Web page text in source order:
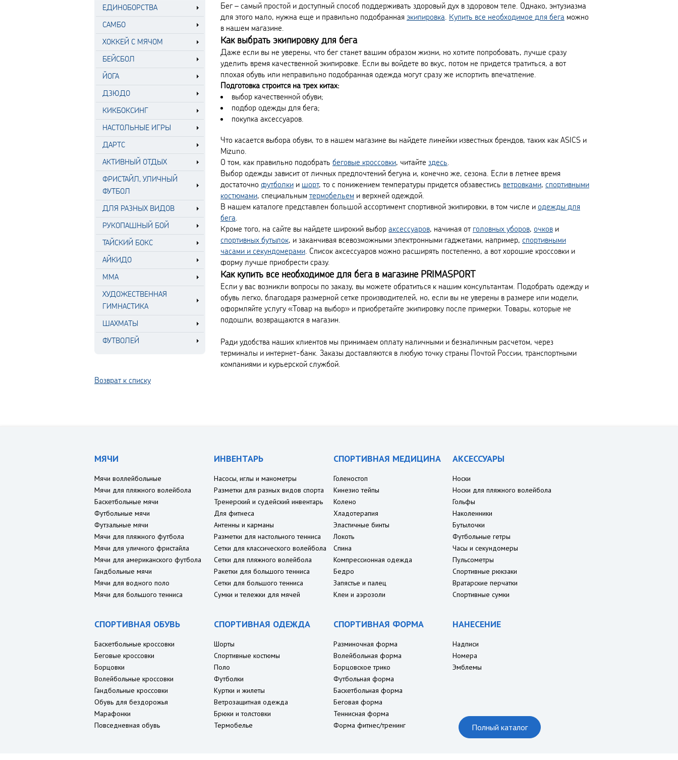
ЕДИНОБОРСТВА
САМБО
ХОККЕЙ С МЯЧОМ
БЕЙСБОЛ
ЙОГА
ДЗЮДО
КИКБОКСИНГ
НАСТОЛЬНЫЕ ИГРЫ
ДАРТС
АКТИВНЫЙ ОТДЫХ
ФРИСТАЙЛ, УЛИЧНЫЙ
ФУТБОЛ
ДЛЯ РАЗНЫХ ВИДОВ
РУКОПАШНЫЙ БОЙ
ТАЙСКИЙ БОКС
АЙКИДО
MMA
ХУДОЖЕСТВЕННАЯ
ГИМНАСТИКА
ШАХМАТЫ
ФУТВОЛЕЙ
Бег – самый простой и доступный способ поддерживать здоровый дух в здоровом теле. Однако, энтузиазма
для этого мало, нужна еще и правильно подобранная экипировка. Купить все необходимое для бега можно
в нашем магазине.
Как выбрать экипировку для бега
Даже если вы не уверены, что бег станет вашим образом жизни, но хотите попробовать, лучше сразу
уделить время качественной экипировке. Если вы войдете во вкус, потом не придется тратиться, а вот
плохая обувь или неправильно подобранная одежда могут сразу же испортить впечатление.
Подготовка строится на трех китах:
выбор качественной обуви;
подбор одежды для бега;
покупка аксессуаров.
Что касается выбора обуви, то в нашем магазине вы найдете линейки известных брендов, таких как ASICS и
Mizuno.
О том, как правильно подобрать беговые кроссовки, читайте здесь.
Выбор одежды зависит от личных предпочтений бегуна и, конечно же, сезона. Если в летнее время
достаточно футболки и шорт, то с понижением температуры придется обзавестись ветровками, спортивными
костюмами, специальным термобельем и верхней одеждой.
В нашем каталоге представлен большой ассортимент спортивной экипировки, в том числе и одежды для
бега.
Кроме того, на сайте вы найдете широкий выбор аксессуаров, начиная от головных уборов, очков и
спортивных бутылок, и заканчивая всевозможными электронными гаджетами, например, спортивными
часами и секундомерами. Список аксессуаров можно расширять постепенно, а вот хорошие кроссовки и
форму лучше приобрести сразу.
Как купить все необходимое для бега в магазине PRIMASPORT
Если у вас возникли вопросы по заказу, вы можете обратиться к нашим консультантам. Подобрать одежду и
обувь легко, благодаря размерной сетке производителей, но, если вы не уверены в размере или модели,
оформляйте услугу «Товар на выбор» и приобретайте экипировку после примерки. Товары, которые не
подошли, возвращаются в магазин.
Ради удобства наших клиентов мы принимаем оплату наличными и безналичным расчетом, через
терминалы и интернет-банк. Заказы доставляются в любую точку страны Почтой России, транспортными
компаниями и курьерской службой.
Возврат к списку
МЯЧИ
Мячи воллейбольные
Мячи для пляжного волейбола
Баскетбольные мячи
Футбольные мячи
Футзальные мячи
Мячи для пляжного футбола
Мячи для уличного фристайла
Мячи для американского футбола
Гандбольные мячи
Мячи для водного поло
Мячи для большого тенниса
ИНВЕНТАРЬ
Насосы, иглы и манометры
Разметки для разных видов спорта
Тренерский и судейский инвентарь
Для фитнеса
Антенны и карманы
Разметки для настольного тенниса
Сетки для классического волейбола
Сетки для пляжного волейбола
Ракетки для большого тенниса
Сетки для большого тенниса
Сумки и тележки для мячей
СПОРТИВНАЯ МЕДИЦИНА
Голеностоп
Кинезио тейпы
Колено
Хладотерапия
Эластичные бинты
Локоть
Спина
Компрессионная одежда
Бедро
Запястье и палец
Клеи и аэрозоли
АКСЕССУАРЫ
Носки
Носки для пляжного волейбола
Гольфы
Наколенники
Бутылочки
Футбольные гетры
Часы и секундомеры
Пульсометры
Спортивные рюкзаки
Вратарские перчатки
Спортивные сумки
СПОРТИВНАЯ ОБУВЬ
Баскетбольные кроссовки
Беговые кроссовки
Борцовки
Волейбольные кроссовки
Гандбольные кроссовки
Обувь для бездорожья
Марафонки
Повседневная обувь
СПОРТИВНАЯ ОДЕЖДА
Шорты
Спортивные костюмы
Поло
Футболки
Куртки и жилеты
Ветрозащитная одежда
Брюки и толстовки
Термобелье
СПОРТИВНАЯ ФОРМА
Разминочная форма
Волейбольная форма
Борцовское трико
Футбольная форма
Баскетбольная форма
Беговая форма
Теннисная форма
Форма фитнес/тренинг
НАНЕСЕНИЕ
Надписи
Номера
Эмблемы
Полный каталог